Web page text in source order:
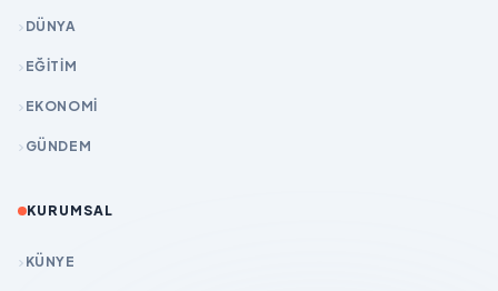
DÜNYA
EĞİTİM
EKONOMİ
GÜNDEM
KURUMSAL
KÜNYE